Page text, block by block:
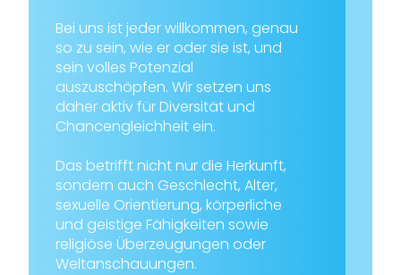
Bei uns ist jeder willkommen, genau
so zu sein, wie er oder sie ist, und
sein volles Potenzial
auszuschöpfen. Wir setzen uns
daher aktiv für Diversität und
Chancengleichheit ein.
Das betrifft nicht nur die Herkunft,
sondern auch Geschlecht, Alter,
sexuelle Orientierung, körperliche
und geistige Fähigkeiten sowie
religiöse Überzeugungen oder
Weltanschauungen.